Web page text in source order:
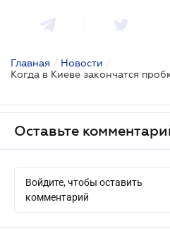
Главная / Новости /
Оставьте
Войдите, чтобы оставить
комментарий